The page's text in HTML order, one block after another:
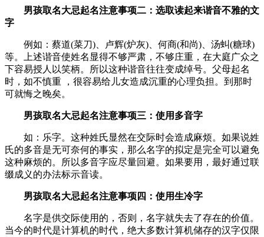
男孩取名大忌起名注意事项二：选取读起来谐音不雅的文
字
例如：蔡道(菜刀)、卢辉(炉灰)、何商(和尚)、汤虯(糖球)
等。上述谐音使姓名显得不够严肃，不够庄重，在大庭广众之
下容易授人以笑柄。所以这种谐音往往变成绰号。父母起名
时，如不慎重 ，很容易给儿女造成沉重的心理负担。到那时
可就悔之晚矣。
男孩取名大忌起名注意事项三：使用多音字
如：乐字。这种姓氏显然在交际时会造成麻烦。如果说姓
氏的多音是无可奈何的事实，那么名字的拟定是完全可以避免
这种麻烦的。所以多音字应尽量回避。如果要用，最好通过联
缀成义的办法标示音读。
男孩取名大忌起名注意事项四：使用生冷字
名字是供交际使用的，否则，名字就失去了存在的价值。
当今的时代是计算机的时代，绝大多数计算机储存的汉字仅限